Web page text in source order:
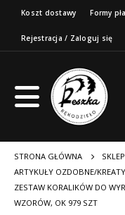
Koszt dostawy Formy
Rejestracja / Zaloguj się
STRONA GŁÓWNA
SKLEP
ARTYKUŁY OZDOBNE/
ZESTAW KORALIKÓW DO
WZORÓW, OK 979 SZT